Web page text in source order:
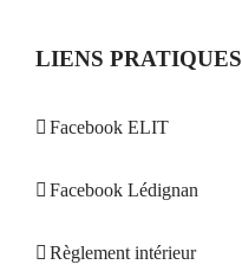
LIENS PRATIQUES
Facebook ELIT
Facebook Lédignan
Règlement intérieur